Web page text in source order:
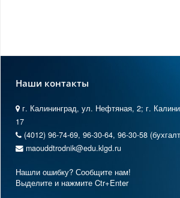
Наши контакты
г. Калининград, ул. Нефтяная, 2; г.
17
(4012) 96-74-69, 96-30-64, 96-30-58
maouddtrodnik@edu.klgd.ru
Нашли ошибку? Сообщите нам!
Выделите и нажмите Ctr+Enter